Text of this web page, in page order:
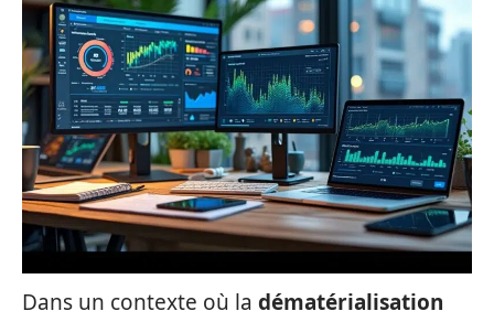
Dans un contexte où la dématérialisation